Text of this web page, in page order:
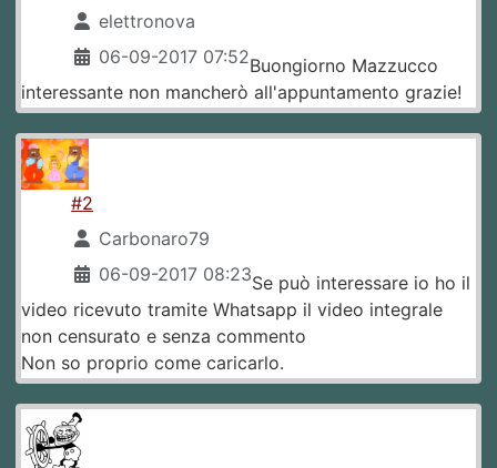
elettronova
06-09-2017 07:52Buongiorno Mazzucco
interessante non mancherò all'appuntamento grazie!
#2
Carbonaro79
06-09-2017 08:23Se può interessare io ho il
video ricevuto tramite Whatsapp il video integrale
non censurato e senza commento
Non so proprio come caricarlo.